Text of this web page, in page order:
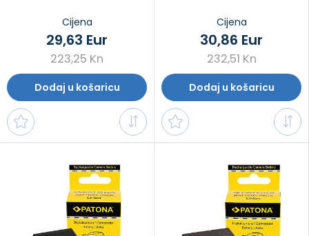
Cijena
223,25 Kn
29,63 Eur
Dodaj u košaricu
Cijena
232,51 Kn
30,86 Eur
Dodaj u košaricu